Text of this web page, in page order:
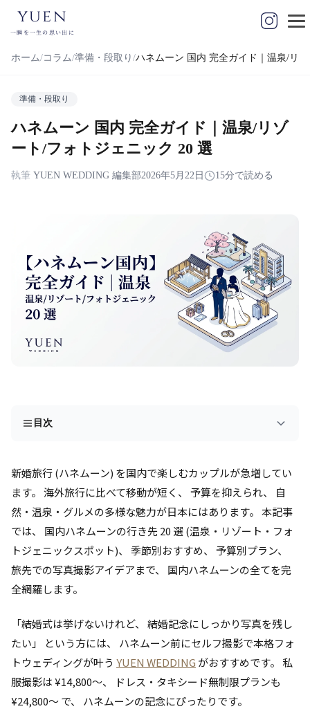
yuen
一瞬を一生の思い出に
ホーム コラム 準備・段取り ハネムーン 国内 完全ガイド｜温泉/リ
準備・段取り
ハネムーン 国内 完全ガイド｜温泉/リゾ
ート/フォトジェニック 20 選
執筆 YUEN WEDDING 編集部2026年5月22日 15分で読める
目次
新婚旅行 (ハネムーン) を国内で楽しむカップルが急増してい
ます。 海外旅行に比べて移動が短く、 予算を抑えられ、 自
然・温泉・グルメの多様な魅力が日本にはあります。 本記事
では、 国内ハネムーンの行き先 20 選 (温泉・リゾート・フォ
トジェニックスポット)、 季節別おすすめ、 予算別プラン、
旅先での写真撮影アイデアまで、 国内ハネムーンの全てを完
全網羅します。
「結婚式は挙げないけれど、 結婚記念にしっかり写真を残し
たい」 という方には、 ハネムーン前にセルフ撮影で本格フォ
トウェディングが叶う YUEN WEDDING がおすすめです。 私
服撮影は ¥14,800〜、 ドレス・タキシード無制限プランも
¥24,800〜 で、 ハネムーンの記念にぴったりです。